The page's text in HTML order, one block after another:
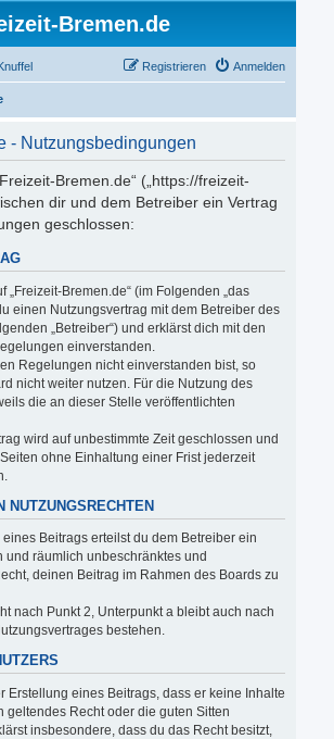
Bremen.de
Anmelden
Registrieren
- Nutzungsbedingungen
Bremen.de“ („https://freizeit-
dir und dem Betreiber ein Vertrag
geschlossen:
„Freizeit-Bremen.de“ (im Folgenden „das
einen Nutzungsvertrag mit dem Betreiber des
„Betreiber“) und erklärst dich mit den
einverstanden.
Regelungen nicht einverstanden bist, so
nicht weiter nutzen. Für die Nutzung des
die an dieser Stelle veröffentlichten
wird auf unbestimmte Zeit geschlossen und
ohne Einhaltung einer Frist jederzeit
NUTZUNGSRECHTEN
eines Beitrags erteilst du dem Betreiber ein
und räumlich unbeschränktes und
deinen Beitrag im Rahmen des Boards zu
nach Punkt 2, Unterpunkt a bleibt auch nach
bestehen.
Erstellung eines Beitrags, dass er keine Inhalte
geltendes Recht oder die guten Sitten
insbesondere, dass du das Recht besitzt,